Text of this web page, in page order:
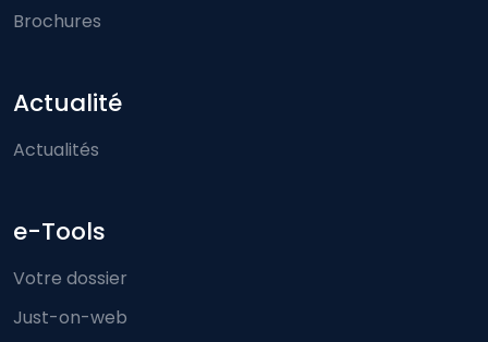
Brochures
Actualité
Actualités
e-Tools
Votre dossier
Just-on-web